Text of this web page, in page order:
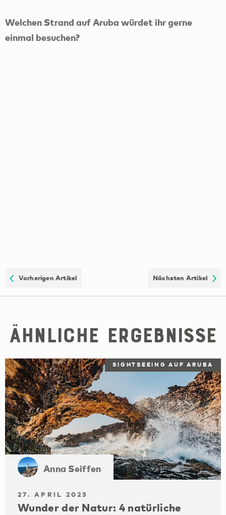
Welchen Strand auf Aruba würdet ihr gerne
einmal besuchen?
Vorherigen Artikel Nächsten Artikel
Ähnliche Ergebnisse
SIGHTSEEING AUF ARUBA
Anna Seiffen
27. APRIL 2023
Wunder der Natur: 4 natürliche